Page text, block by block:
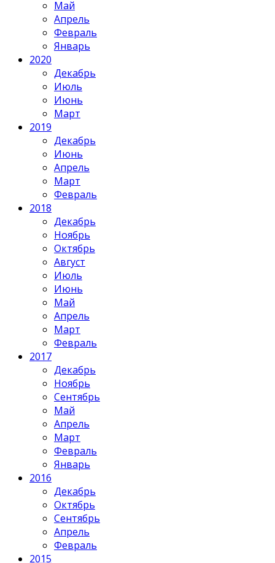
Май
Апрель
Февраль
Январь
2020
Декабрь
Июль
Июнь
Март
2019
Декабрь
Июнь
Апрель
Март
Февраль
2018
Декабрь
Ноябрь
Октябрь
Август
Июль
Июнь
Май
Апрель
Март
Февраль
2017
Декабрь
Ноябрь
Сентябрь
Май
Апрель
Март
Февраль
Январь
2016
Декабрь
Октябрь
Сентябрь
Апрель
Февраль
2015